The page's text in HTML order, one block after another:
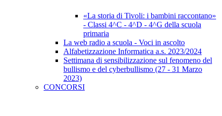
«La storia di Tivoli: i bambini raccontano»
- Classi 4^C - 4^D - 4^G della scuola
primaria
La web radio a scuola - Voci in ascolto
Alfabetizzazione Informatica a.s. 2023/2024
Settimana di sensibilizzazione sul fenomeno del
bullismo e del cyberbullismo (27 - 31 Marzo
2023)
CONCORSI